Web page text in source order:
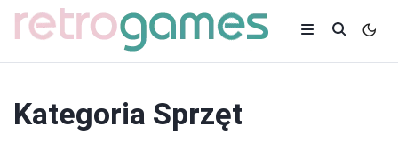
Kategoria Sprzęt